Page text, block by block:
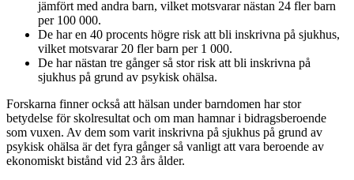
jämfört med andra barn, vilket motsvarar nästan 24 fler barn
per 100 000.
De har en 40 procents högre risk att bli inskrivna på sjukhus,
vilket motsvarar 20 fler barn per 1 000.
De har nästan tre gånger så stor risk att bli inskrivna på
sjukhus på grund av psykisk ohälsa.
Forskarna finner också att hälsan under barndomen har stor
betydelse för skolresultat och om man hamnar i bidragsberoende
som vuxen. Av dem som varit inskrivna på sjukhus på grund av
psykisk ohälsa är det fyra gånger så vanligt att vara beroende av
ekonomiskt bistånd vid 23 års ålder.